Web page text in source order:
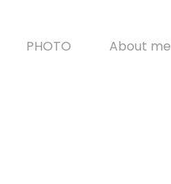
PHOTO About me